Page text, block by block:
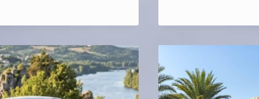
VOITURE:
LOCAUX